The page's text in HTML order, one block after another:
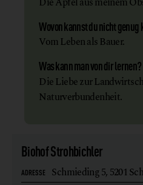
Wovon kannst du nicht genug
Vom Leben als Bauer.
Was kann man von dir lernen?
Die Liebe zur
Naturverbundenheit.
Biohof Strohbichler
ADRESSE Schmieding 5, 5201